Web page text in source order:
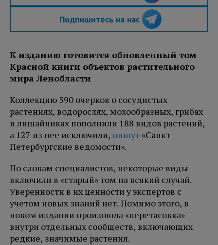
Подпишитесь на нас
К изданию готовится обновленный том
Красной книги объектов растительного
мира Ленобласти
Коллекцию 590 очерков о сосудистых
растениях, водорослях, мохообразных, грибах
и лишайниках пополнили 188 видов растений,
а 127 из нее исключили, пишут«Санкт-
Петербургские ведомости».
По словам специалистов, некоторые виды
включили в «старый» том на всякий случай.
Уверенности в их ценности у экспертов с
учетом новых знаний нет. Помимо этого, в
новом издании произошла «перетасовка»
внутри отдельных сообществ, включающих
редкие, значимые растения.